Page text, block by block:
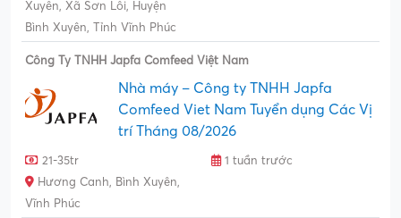
Xuyên, Xã Sơn Lôi, Huyện
Bình Xuyên, Tỉnh Vĩnh Phúc
Công Ty TNHH Japfa Comfeed Việt Nam
Nhà máy – Công ty TNHH Japfa
Comfeed Viet Nam Tuyển dụng Các Vị
trí Tháng 08/2026
21-35tr
1 tuần trước
Hương Canh, Bình Xuyên,
Vĩnh Phúc